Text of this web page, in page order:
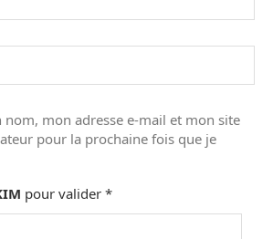
nom, mon adresse e-mail et mon site
pour la prochaine fois que je
pour valider *